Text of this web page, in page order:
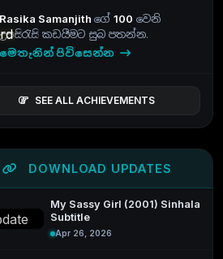
Rasika Samanjith ගේ 100 වෙනි
උපසිරැසි කඩයීමට සුබ පතන්න.
මෙතැනින් පිවිසෙන්න
SEE ALL ACHIEVEMENTS
DOWNLOAD UPDATES
My Sassy Girl (2001) Sinhala
Subtitle
Apr 26, 2026